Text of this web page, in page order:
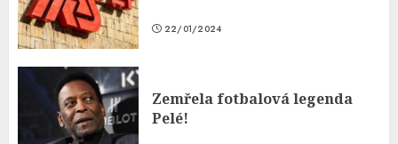
22/01/2024
Zemřela fotbalová legenda
Pelé!